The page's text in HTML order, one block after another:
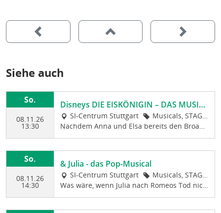
Siehe auch
So.
08.11.26
13:30
Disneys DIE EISKÖNIGIN – DAS MUSIC
AL SI-Centrum Stuttgart
ENTERTAINMENT, T
opangebot
Nachdem Anna und Elsa bereits den Broad
way erobert haben, wird die spektakuläre M
November 2024 in Stuttgart Abend für Aben
d das Publikum begeistern. Disneys DIE EISK
ÖNIGIN ist die Geschichte zweier Schwester
n, die ungleicher nicht sein könnten und doc
h untrennbar miteinander verbunden sind.
So.
08.11.26
14:30
& Julia - das Pop-Musical
SI-Centrum Stuttgart
ENTERTAINMENT, T
opangebot
Was wäre, wenn Julia nach Romeos Tod nich
t sterben würde – sondern eine zweite Chan